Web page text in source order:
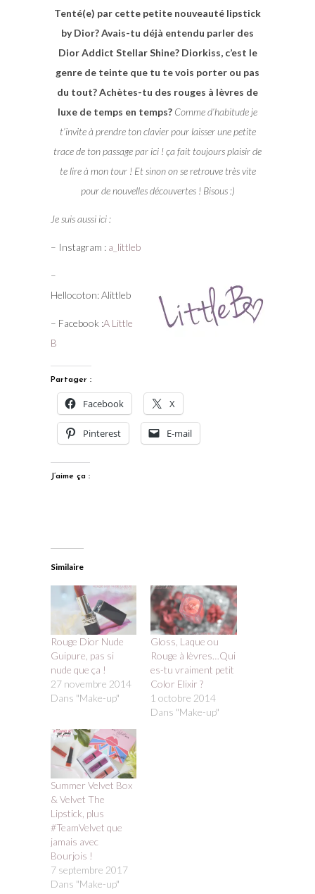
Tenté(e) par cette petite nouveauté lipstick
by Dior? Avais-tu déjà entendu parler des
Dior Addict Stellar Shine? Diorkiss, c’est le
genre de teinte que tu te vois porter ou pas
du tout? Achètes-tu des rouges à lèvres de
luxe de temps en temps? Comme d’habitude je
t’invite à prendre ton clavier pour laisser une petite
trace de ton passage par ici ! ça fait toujours plaisir de
te lire à mon tour ! Et sinon on se retrouve très vite
pour de nouvelles découvertes ! Bisous :)
Je suis aussi ici :
– Instagram : a_littleb
–
Hellocoton: Alittleb
– Facebook :A Little
B
Partager :
Facebook X
Pinterest E-mail
J’aime ça :
Similaire
Rouge Dior Nude
Guipure, pas si
nude que ça !
27 novembre 2014
Dans "Make-up"
Gloss, Laque ou
Rouge à lèvres…Qui
es-tu vraiment petit
Color Elixir ?
1 octobre 2014
Dans "Make-up"
Summer Velvet Box
& Velvet The
Lipstick, plus
#TeamVelvet que
jamais avec
Bourjois !
7 septembre 2017
Dans "Make-up"